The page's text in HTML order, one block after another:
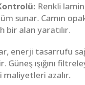
Renkli
sunar. Camın
bir alan yaratılır.
enerji tasarrufu
Güneş ışığını
azalır.